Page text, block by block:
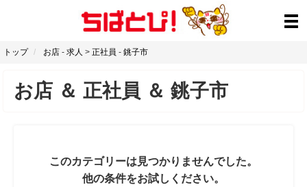
トップ お店 - 求人 > 正社員 - 銚子市
お店 ＆ 正社員 ＆ 銚子市
このカテゴリーは見つかりませんでした。
他の条件をお試しください。